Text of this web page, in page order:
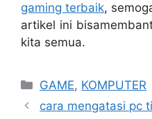
gaming terbaik,
artikel ini
kita semua.
Categories
GAME, KOMPUTER
cara mengatasi pc